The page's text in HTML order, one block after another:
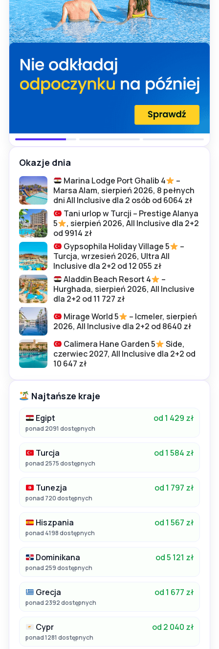
Okazje dnia
Marina Lodge Port Ghalib 4
–
Marsa Alam, sierpień 2026, 8 pełnych
dni All Inclusive dla 2 osób od 6064 zł
Tani urlop w Turcji – Prestige Alanya
5
, sierpień 2026, All Inclusive dla 2+2
od 9914 zł
Gypsophila Holiday Village 5
–
Turcja, wrzesień 2026, Ultra All
Inclusive dla 2+2 od 12 055 zł
Aladdin Beach Resort 4
–
Hurghada, sierpień 2026, All Inclusive
dla 2+2 od 11 727 zł
Mirage World 5
– Icmeler, sierpień
2026, All Inclusive dla 2+2 od 8640 zł
Calimera Hane Garden 5
Side,
czerwiec 2027, All Inclusive dla 2+2 od
10 647 zł
Najtańsze kraje
Egipt od 1 429 zł
ponad 2091 dostępnych
Turcja od 1 584 zł
ponad 2575 dostępnych
Tunezja od 1 797 zł
ponad 720 dostępnych
Hiszpania od 1 567 zł
ponad 4198 dostępnych
Dominikana od 5 121 zł
ponad 259 dostępnych
Grecja od 1 677 zł
ponad 2392 dostępnych
Cypr od 2 040 zł
ponad 1281 dostępnych